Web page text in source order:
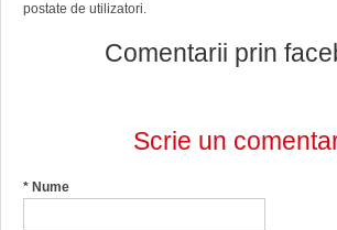
SFATURI JURIDICE
postate de utilizatori.
Comentarii prin
Scrie un
* Nume